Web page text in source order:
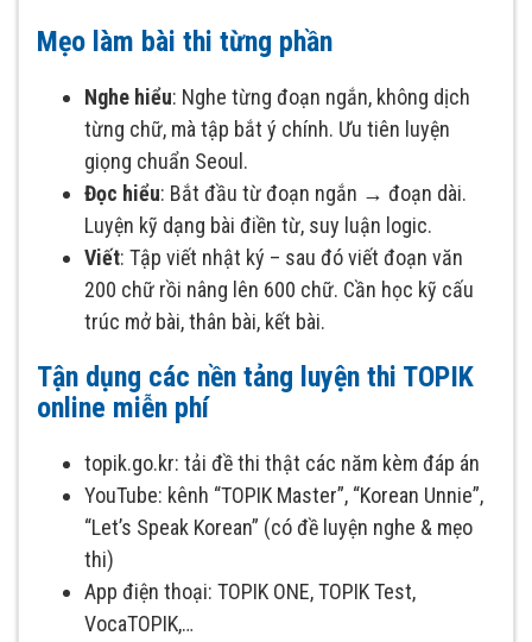
Mẹo làm bài thi từng phần
Nghe hiểu: Nghe từng đoạn ngắn, không dịch
từng chữ, mà tập bắt ý chính. Ưu tiên luyện
giọng chuẩn Seoul.
Đọc hiểu: Bắt đầu từ đoạn ngắn → đoạn dài.
Luyện kỹ dạng bài điền từ, suy luận logic.
Viết: Tập viết nhật ký – sau đó viết đoạn văn
200 chữ rồi nâng lên 600 chữ. Cần học kỹ cấu
trúc mở bài, thân bài, kết bài.
Tận dụng các nền tảng luyện thi TOPIK
online miễn phí
topik.go.kr: tải đề thi thật các năm kèm đáp án
YouTube: kênh “TOPIK Master”, “Korean Unnie”,
“Let’s Speak Korean” (có đề luyện nghe & mẹo
thi)
App điện thoại: TOPIK ONE, TOPIK Test,
VocaTOPIK,…